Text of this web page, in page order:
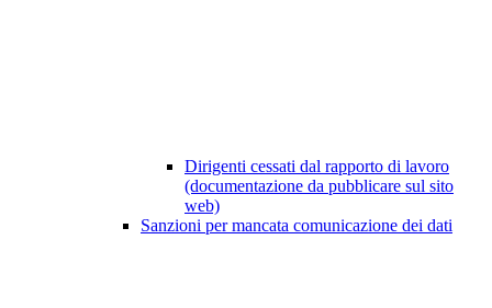
Dirigenti cessati dal rapporto di lavoro
(documentazione da pubblicare sul sito
web)
Sanzioni per mancata comunicazione dei dati